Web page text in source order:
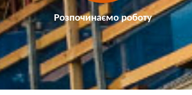
Розпочинаємо роботу